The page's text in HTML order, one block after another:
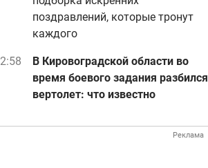
поздравлений, которые тронут
каждого
В Кировоградской области во
время боевого задания разбился
вертолет: что известно
Реклама